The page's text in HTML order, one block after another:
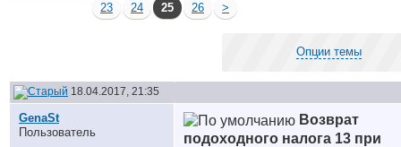
23
24 25 26 >
Опции темы
18.04.2017, 21:35
GenaSt
Пользователь
Возврат
подоходного налога 13 при